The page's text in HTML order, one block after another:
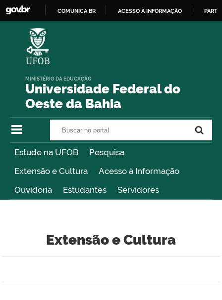
COMUNICA BR ACESSO À INFORMAÇÃO
Universidade Federal do
Oeste da Bahia
MINISTÉRIO DA EDUCAÇÃO
Estude na UFOB
Pesquisa
Extensão e Cultura
Acesso à Informação
Ouvidoria
Estudantes Servidores
Extensão e Cultura